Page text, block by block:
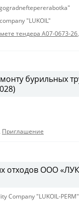
"LUKOIL"
тендера A07-0673-26,
бурильных
Приглашение
отходов ООО
Company "LUKOIL-PERM"